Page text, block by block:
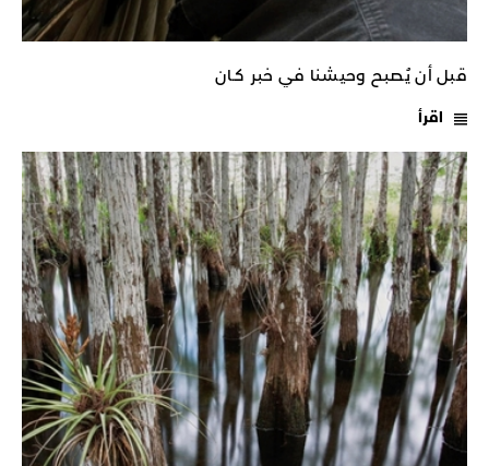
قبل أن يُصبح وحيشنا في خبر كـان
اقرأ